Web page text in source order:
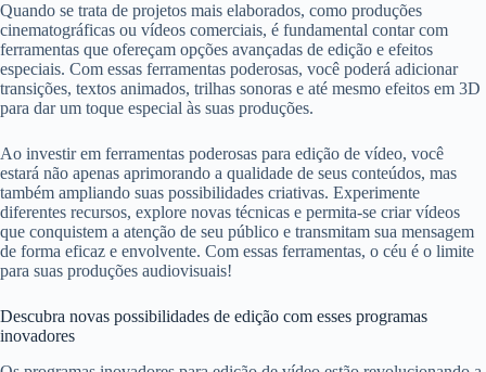
Quando se trata de projetos mais elaborados, como produções
cinematográficas ou vídeos comerciais, é fundamental contar com
ferramentas que ofereçam opções avançadas de edição e efeitos
especiais. Com essas ferramentas poderosas, você poderá adicionar
transições, textos animados, trilhas sonoras e até mesmo efeitos em 3D
para dar um toque especial às suas produções.
Ao investir em ferramentas poderosas para edição de vídeo, você
estará não apenas aprimorando a qualidade de seus conteúdos, mas
também ampliando suas possibilidades criativas. Experimente
diferentes recursos, explore novas técnicas e permita-se criar vídeos
que conquistem a atenção de seu público e transmitam sua mensagem
de forma eficaz e envolvente. Com essas ferramentas, o céu é o limite
para suas produções audiovisuais!
Descubra novas possibilidades de edição com esses programas
inovadores